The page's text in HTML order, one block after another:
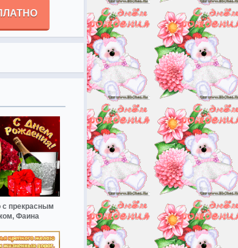
прекрасным
Фаина